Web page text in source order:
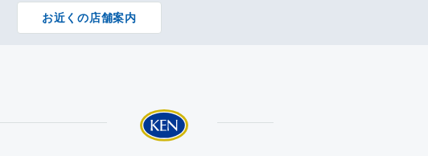
お近くの店舗案内